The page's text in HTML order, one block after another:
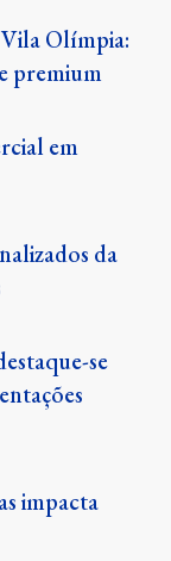
Olímpia:
premium
em
da
se
impacta